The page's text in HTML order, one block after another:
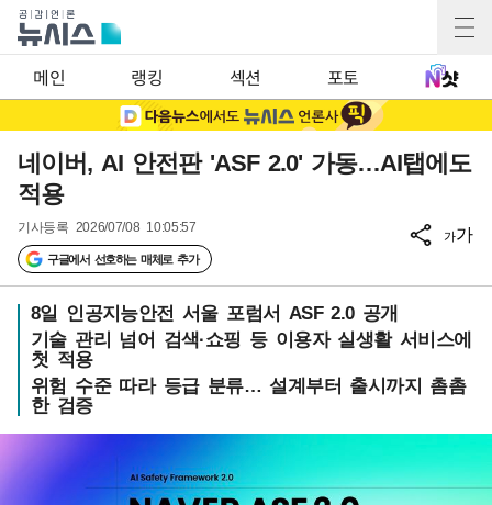
메인 랭킹 섹션 포토
네이버, AI 안전판 'ASF 2.0' 가동…AI탭에도
적용
기사등록 2026/07/08 10:05:57
구글에서 선호하는 매체로 추가
가가
8일 인공지능안전 서울 포럼서 ASF 2.0 공개
기술 관리 넘어 검색·쇼핑 등 이용자 실생활 서비스에
첫 적용
위험 수준 따라 등급 분류… 설계부터 출시까지 촘촘
한 검증